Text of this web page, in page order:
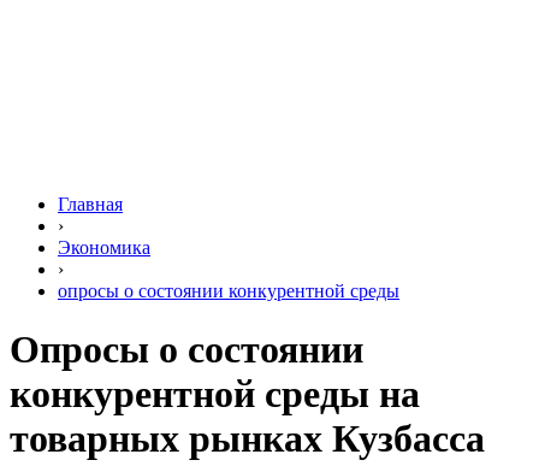
Главная
›
Экономика
›
опросы о состоянии конкурентной среды
Опросы о состоянии
конкурентной среды на
товарных рынках Кузбасса